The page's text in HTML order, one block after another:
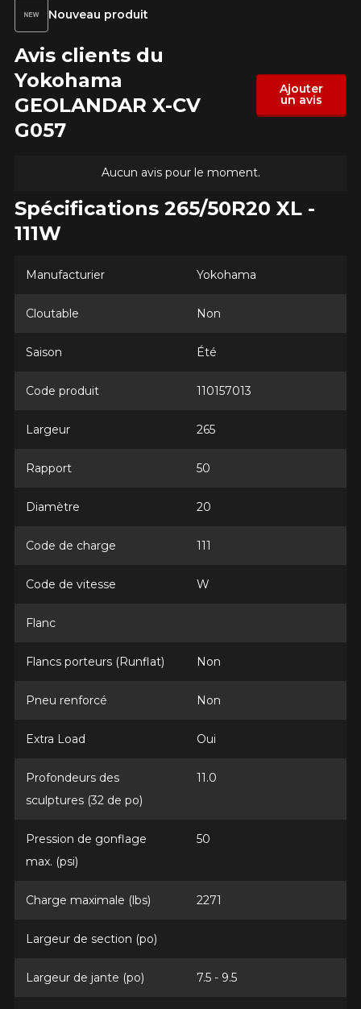
Nouveau produit
Avis clients du
Yokohama
GEOLANDAR X-CV
G057
Ajouter
un avis
Aucun avis pour le moment.
Spécifications 265/50R20 XL -
111W
Manufacturier Yokohama
Cloutable Non
Saison Été
Code produit 110157013
Largeur 265
Rapport 50
Diamètre 20
Code de charge 111
Code de vitesse W
Flanc
Flancs porteurs (Runflat) Non
Pneu renforcé Non
Extra Load Oui
Profondeurs des
sculptures (32 de po)
11.0
Pression de gonflage
max. (psi)
50
Charge maximale (lbs) 2271
Largeur de section (po)
Largeur de jante (po) 7.5 - 9.5
AJOUTER UN AVIS
GEOLANDAR X-CV G057
Nom
Votre véhicule
Année
Marque
Modèle
Option
KM parcourus
Condition de route
Votre avis
1
2 3 4 5
Malheureusement, aucun résultat ne
recherche n'est disponible en ligne
aider à trouver le produit qu'il vous faut.
N'hésitez pas à contacter notre service